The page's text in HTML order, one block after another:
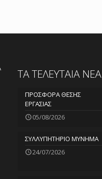
ΤΑ ΤΕΛΕΥΤΑΙΑ ΝΕΑ
ΠΡΟΣΦΟΡΑ ΘΕΣΗΣ
ΕΡΓΑΣΙΑΣ
05/08/2026
ΣΥΛΛΥΠΗΤΗΡΙΟ ΜΥΝΗΜΑ
24/07/2026